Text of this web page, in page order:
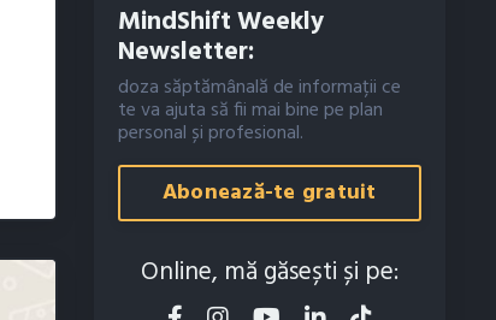
MindShift Weekly
Newsletter:
doza săptămânală de informații ce
te va ajuta să fii mai bine pe plan
personal și profesional.
Abonează-te gratuit
Online, mă găsești și pe: